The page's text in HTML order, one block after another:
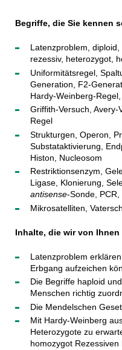
Begriffe, die Sie kennen
Latenzproblem,
rezessiv, heterozygot,
Uniformitätsregel,
Generation, F2-
Hardy-Weinberg-
Griffith-Versuch,
Regel
Strukturgen, Operon,
Substataktivierung,
Histon, Nucleosom
Restriktionsenzym,
Ligase, Klonierung,
antisense-Sonde, PCR,
Mikrosatelliten,
Inhalte, die wir von Ihnen
Latenzproblem
Erbgang aufzeichen
Die Begriffe haploid
Menschen richtig
Die Mendelschen
Mit Hardy-Weinberg
Heterozygote zu
homozygot Rezessiven